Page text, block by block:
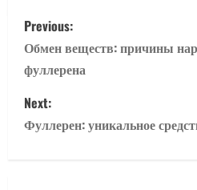
P
o
s
t
Previous:
Обмен веществ: причины
фуллерена
Next:
Фуллерен: уникальное